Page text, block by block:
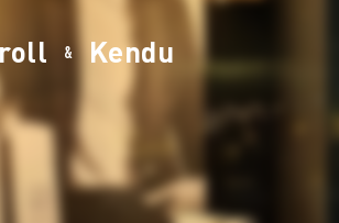
& Kendu